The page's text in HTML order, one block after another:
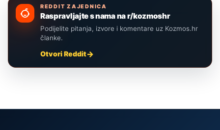
REDDIT ZAJEDNICA
Raspravljajte s nama na r/kozmoshr
Podijelite pitanja, izvore i komentare uz Kozmos.hr
članke.
Otvori Reddit